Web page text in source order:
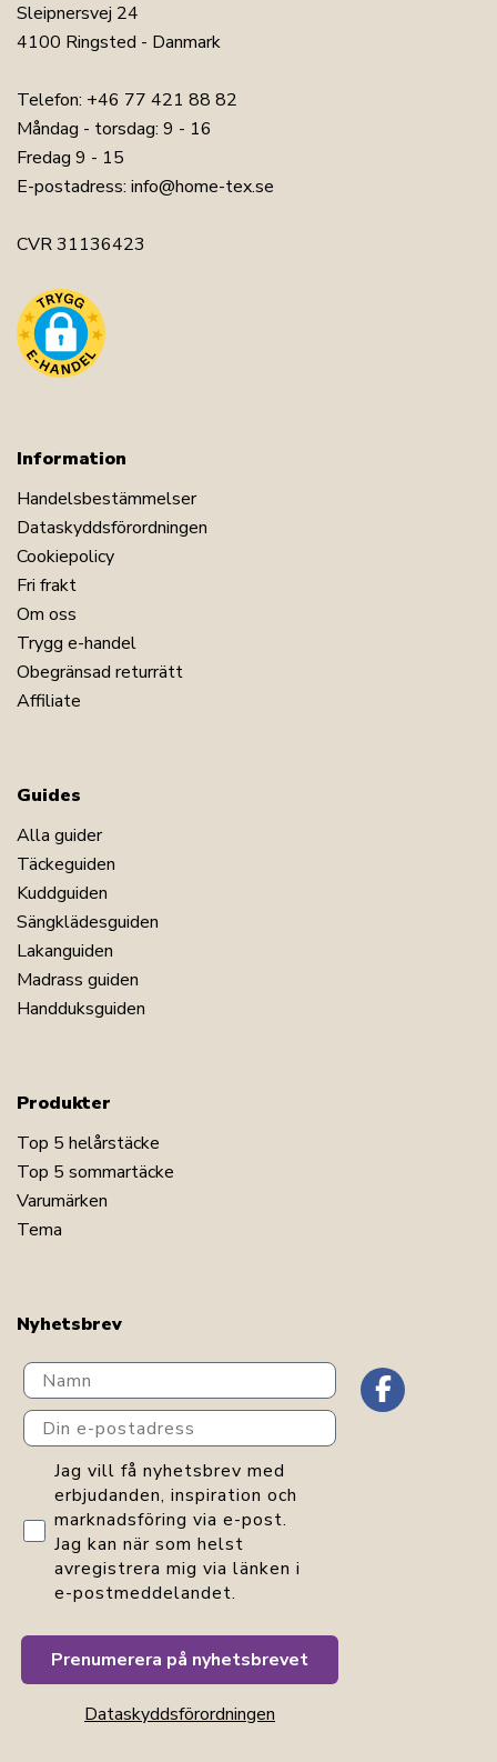
Sleipnersvej 24
4100 Ringsted - Danmark
Telefon: +46 77 421 88 82
Måndag - torsdag: 9 - 16
Fredag 9 - 15
E-postadress: info@home-tex.se
CVR 31136423
Information
Handelsbestämmelser
Dataskyddsförordningen
Cookiepolicy
Fri frakt
Om oss
Trygg e-handel
Obegränsad returrätt
Affiliate
Guides
Alla guider
Täckeguiden
Kuddguiden
Sängklädesguiden
Lakanguiden
Madrass guiden
Handduksguiden
Produkter
Top 5 helårstäcke
Top 5 sommartäcke
Varumärken
Tema
Nyhetsbrev
Navn
Din e-postadress
GDPR consent
Jag vill få nyhetsbrev med
erbjudanden, inspiration och
marknadsföring via e-post.
Jag kan när som helst
avregistrera mig via länken i
e-postmeddelandet.
Prenumerera på nyhetsbrevet
Dataskyddsförordningen